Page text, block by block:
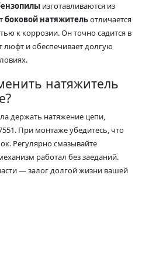
изготавливаются из
боковой натяжительотличается
к коррозии. Он точно садится в
люфт и обеспечивает долгую
натяжитель
держать натяжение цепи,
При монтаже убедитесь, что
Регулярно смазывайте
работал без заеданий.
— залог долгой жизни вашей